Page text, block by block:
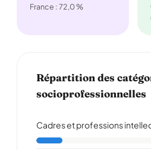
France : 72,0 %
Répartition des
socioprofessionnelles
Cadres et professions